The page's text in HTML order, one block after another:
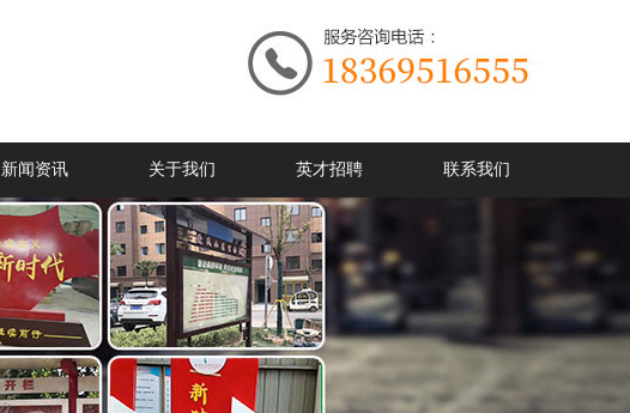
新闻资讯 关于我们 英才招聘 联系我们